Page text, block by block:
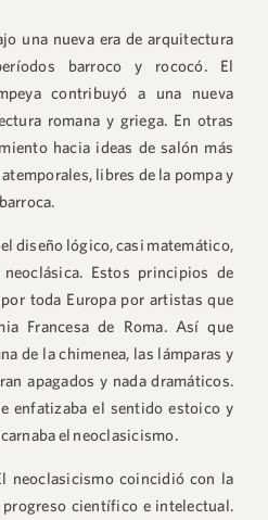
una nueva era de arquitectura
barroco y rococó. El
contribuyó a una nueva
romana y griega. En otras
hacia ideas de salón más
libres de la pompa y
diseño lógico, casi matemático,
Estos principios de
toda Europa por artistas que
Francesa de Roma. Así que
de la chimenea, las lámparas y
apagados y nada dramáticos.
enfatizaba el sentido estoico y
el neoclasicismo.
neoclasicismo coincidió con la
científico e intelectual.